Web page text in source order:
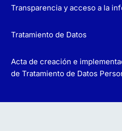
Transparencia y acceso a la
Tratamiento de Datos
Acta de creación e
de Tratamiento de Datos